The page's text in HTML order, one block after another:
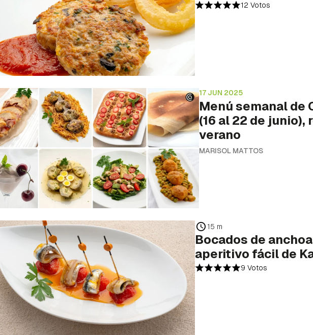
12 Votos
17 JUN 2025
Menú semanal de
(16 al 22 de junio),
verano
MARISOL MATTOS
15 m
Bocados de
aperitivo fácil de
9 Votos